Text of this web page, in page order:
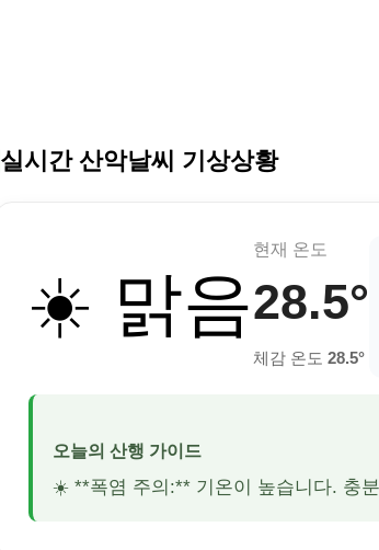
실시간 산악날씨 기상상황
☀️ 맑음
현재 온도
28.5°
체감 온도 28.5°
오늘의 산행 가이드
☀️ **폭염 주의:** 기온이 높습니다. 충